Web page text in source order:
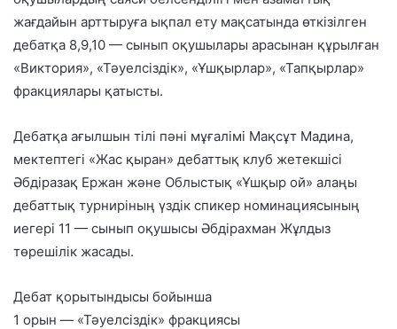
жағдайын арттыруға ықпал ету мақсатында өткізілген
дебатқа 8,9,10 — сынып оқушылары арасынан құрылған
«Виктория», «Тәуелсіздік», «Ұшқырлар», «Тапқырлар»
фракциялары қатысты.
Дебатқа ағылшын тілі пәні мұғалімі Мақсұт Мадина,
мектептегі «Жас қыран» дебаттық клуб жетекшісі
Әбдіразақ Ержан және Облыстық «Ұшқыр ой» алаңы
дебаттық турниріның үздік спикер номинациясының
иегері 11 — сынып оқушысы Әбдірахман Жұлдыз
төрешілік жасады.
Дебат қорытындысы бойынша
1 орын — «Тәуелсіздік» фракциясы